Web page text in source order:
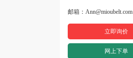
邮箱：Ann@mioubelt.com
立即询价
网上下单